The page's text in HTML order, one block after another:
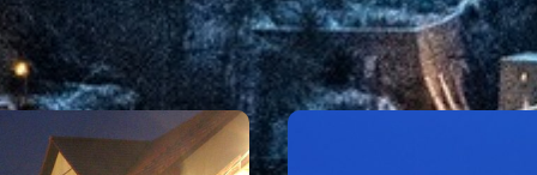
Veranstaltung kostenlos